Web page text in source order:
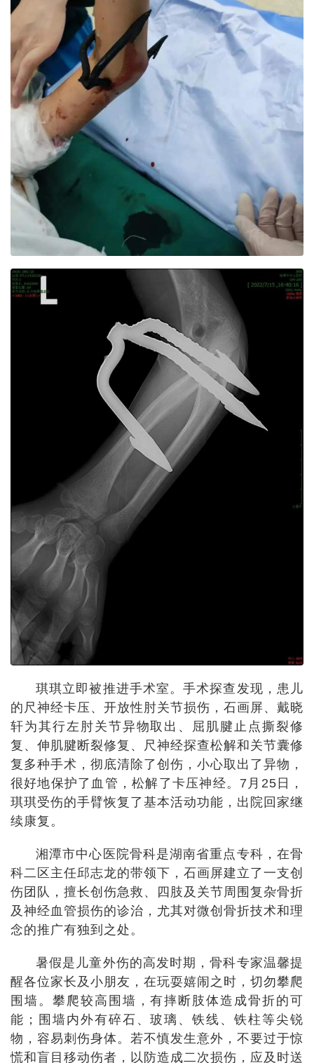
琪琪立即被推进手术室。手术探查发现，患儿
的尺神经卡压、开放性肘关节损伤，石画屏、戴晓
轩为其行左肘关节异物取出、屈肌腱止点撕裂修
复、伸肌腱断裂修复、尺神经探查松解和关节囊修
复多种手术，彻底清除了创伤，小心取出了异物，
很好地保护了血管，松解了卡压神经。7月25日，
琪琪受伤的手臂恢复了基本活动功能，出院回家继
续康复。
湘潭市中心医院骨科是湖南省重点专科，在骨
科二区主任邱志龙的带领下，石画屏建立了一支创
伤团队，擅长创伤急救、四肢及关节周围复杂骨折
及神经血管损伤的诊治，尤其对微创骨折技术和理
念的推广有独到之处。
暑假是儿童外伤的高发时期，骨科专家温馨提
醒各位家长及小朋友，在玩耍嬉闹之时，切勿攀爬
围墙。攀爬较高围墙，有摔断肢体造成骨折的可
能；围墙内外有碎石、玻璃、铁线、铁柱等尖锐
物，容易刺伤身体。若不慎发生意外，不要过于惊
慌和盲目移动伤者，以防造成二次损伤，应及时送